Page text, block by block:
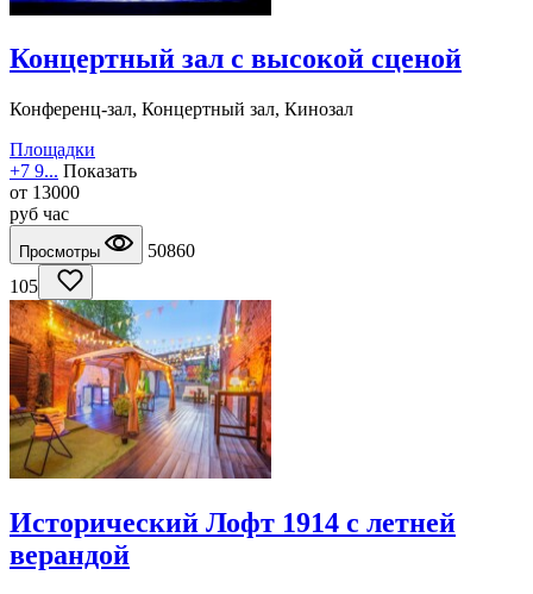
Концертный зал с высокой сценой
Конференц-зал, Концертный зал, Кинозал
Площадки
+7 9... Показать
от 13000
руб час
Просмотры
50860
105
Исторический Лофт 1914 с летней
верандой